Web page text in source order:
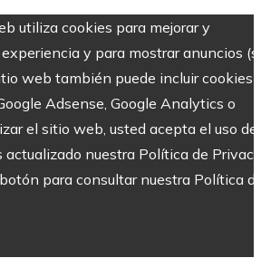
utiliza cookies para mejorar y
y para mostrar anuncios
web también puede incluir cookies
Adsense, Google Analytics o
el sitio web, usted acepta el uso de
actualizado nuestra Política de
para consultar nuestra Política